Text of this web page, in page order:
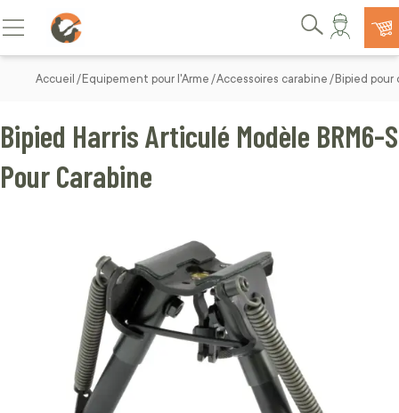
Allez au contenu
Basculer la navigation
Rechercher
Accueil Equipement pour l'Arme Accessoires carabine Bipied pour
Bipied Harris Articulé Modèle BRM6-S
Pour Carabine